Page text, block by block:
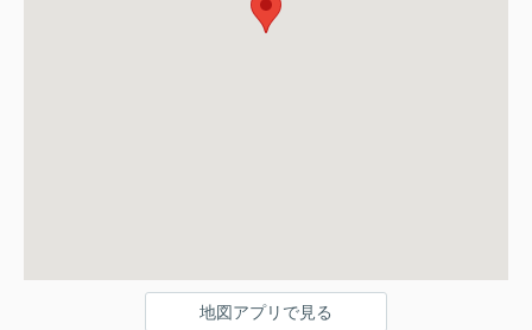
地図アプリで見る